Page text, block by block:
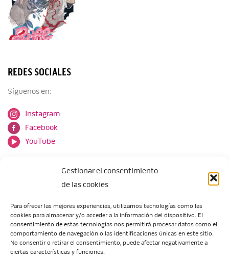
Gestionar el consentimiento
de las cookies
Para ofrecer las mejores experiencias, utilizamos tecnologías como las
cookies para almacenar y/o acceder a la información del dispositivo. El
consentimiento de estas tecnologías nos permitirá procesar datos como el
comportamiento de navegación o las identificaciones únicas en este sitio.
No consentir o retirar el consentimiento, puede afectar negativamente a
ciertas características y funciones.
REDES SOCIALES
Síguenos en:
Instagram
Facebook
YouTube
Escuela de Arte de Zaragoza
María Zambrano, 5
50018 Zaragoza